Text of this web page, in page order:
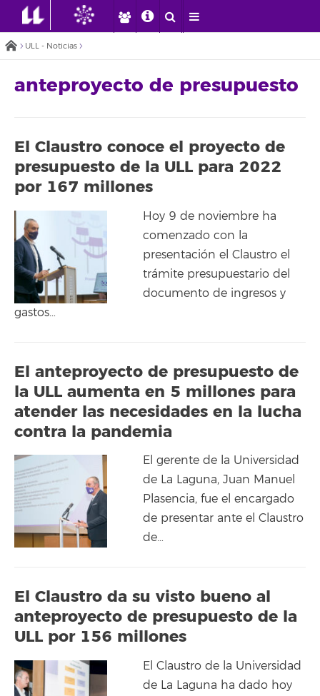
ULL - Noticias
anteproyecto de presupuesto
El Claustro conoce el proyecto de
presupuesto de la ULL para 2022
por 167 millones
Hoy 9 de noviembre ha
comenzado con la
presentación el Claustro el
trámite presupuestario del
documento de ingresos y
gastos…
El anteproyecto de presupuesto de
la ULL aumenta en 5 millones para
atender las necesidades en la lucha
contra la pandemia
El gerente de la Universidad
de La Laguna, Juan Manuel
Plasencia, fue el encargado
de presentar ante el Claustro
de…
El Claustro da su visto bueno al
anteproyecto de presupuesto de la
ULL por 156 millones
El Claustro de la Universidad
de La Laguna ha dado hoy